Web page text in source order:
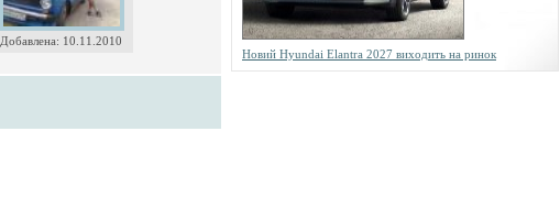
Добавлена: 10.11.2010
Новий Hyundai Elantra 2027 виходить на ринок